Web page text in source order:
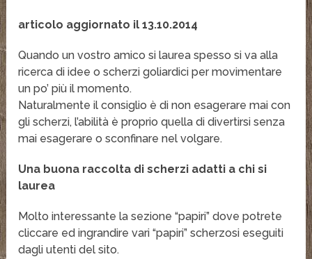
articolo aggiornato il 13.10.2014
Quando un vostro amico si laurea spesso si va alla
ricerca di idee o scherzi goliardici per movimentare
un po’ più il momento.
Naturalmente il consiglio è di non esagerare mai con
gli scherzi, l’abilità è proprio quella di divertirsi senza
mai esagerare o sconfinare nel volgare.
Una buona raccolta di scherzi adatti a chi si
laurea
Molto interessante la sezione “papiri” dove potrete
cliccare ed ingrandire vari “papiri” scherzosi eseguiti
dagli utenti del sito.